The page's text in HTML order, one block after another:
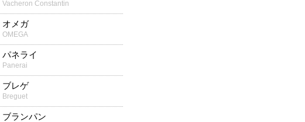
Vacheron Constantin
オメガ
OMEGA
パネライ
Panerai
ブレゲ
Breguet
ブランパン